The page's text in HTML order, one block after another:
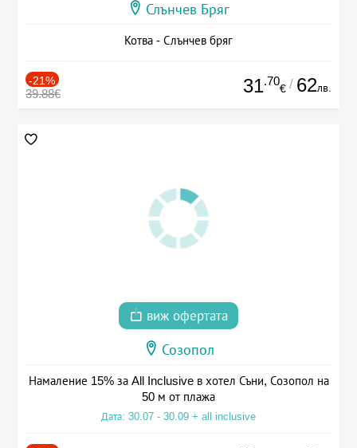
Слънчев Бряг
Котва - Слънчев бряг
-21%
39.88€ 31.70
€ / 62лв.
виж офертата
Созопол
Намаление 15% за All Inclusive в хотел Съни, Созопол на
50 м от плажа
Дата: 30.07 - 30.09 + all inclusive